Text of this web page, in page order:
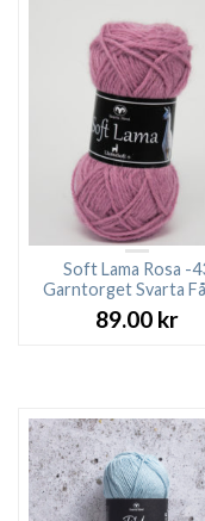
Soft Lama Rosa -
Garntorget Svarta
89.00 kr